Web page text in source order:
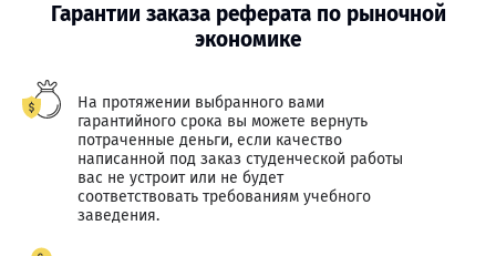
Гарантии заказа реферата по рыночной
экономике
На протяжении выбранного вами
гарантийного срока вы можете вернуть
потраченные деньги, если качество
написанной под заказ студенческой работы
вас не устроит или не будет
соответствовать требованиям учебного
заведения.